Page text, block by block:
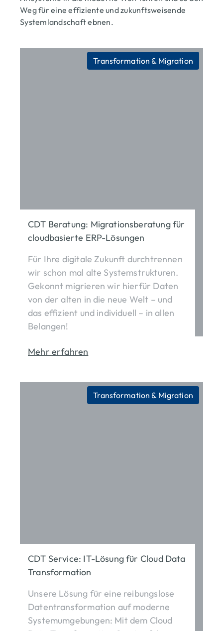
Weg für eine effiziente und zukunftsweisende
Systemlandschaft ebnen.
CDT Beratung: Migrationsberatung für
cloudbasierte ERP-Lösungen
Für Ihre digitale Zukunft durchtrennen
wir schon mal alte Systemstrukturen.
Gekonnt migrieren wir hierfür Daten
von der alten in die neue Welt – und
das effizient und individuell – in allen
Belangen!
Mehr erfahren
Transformation & Migration
CDT Service: IT-Lösung für Cloud Data
Transformation
Unsere Lösung für eine reibungslose
Datentransformation auf moderne
Systemumgebungen: Mit dem Cloud
Transformation & Migration